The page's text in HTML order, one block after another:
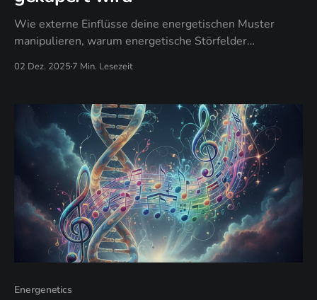
Wie externe Einflüsse deine energetischen Muster
manipulieren, warum energetische Störfelder
02 Dez. 2025 7 Min. Lesezeit
Energenetics